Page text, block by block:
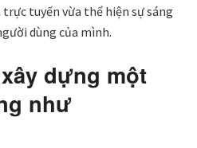
tuyến vừa thể hiện sự sáng
dùng của mình.
dựng một
như